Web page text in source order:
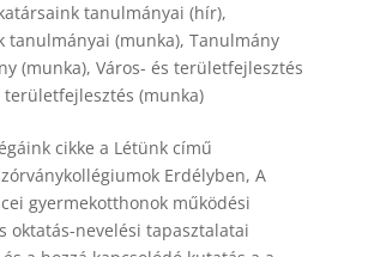
tanulmányai (hír),
tanulmányai (munka), Tanulmány
(munka), Város- és területfejlesztés
területfejlesztés (munka)
cikke a Létünk című
Erdélyben, A
gyermekotthonok működési
oktatás-nevelési tapasztalatai